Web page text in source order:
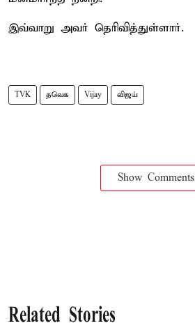
இவ்வாறு அவர் தெரிவித்துள்ளார்.
TVK தவெக Vijay விஜய்
Show Comments
Related Stories